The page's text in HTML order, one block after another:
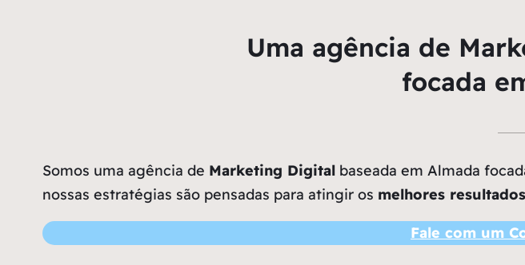
Uma agência de
focada
Somos uma agência de Marketing Digitalbaseada em Almada
nossas estratégias são pensadas para atingir os melhores resultados
Fale com um